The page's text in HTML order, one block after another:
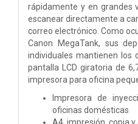
rápidamente y en grandes
escanear directamente a
correo electrónico. Como
Canon MegaTank, sus
individuales mantienen los
pantalla LCD giratoria de
impresora para oficina
Impresora de
oficinas domésticas
A4, impresión, copia y